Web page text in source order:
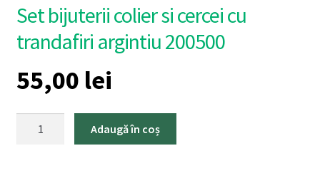
Set bijuterii colier si cercei cu
trandafiri argintiu 200500
55,00 lei
Adaugă în coș